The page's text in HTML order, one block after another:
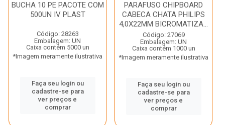
BUCHA 10 PE PACOTE COM
500UN IV PLAST
Código: 28263
Embalagem: UN
Caixa contém 5000 un
*Imagem meramente ilustrativa
Faça seu login ou
cadastre-se para
ver preços e
comprar
PARAFUSO CHIPBOARD
CABECA CHATA PHILIPS
4,0X22MM BICROMATIZA...
Código: 27069
Embalagem: UN
Caixa contém 1000 un
*Imagem meramente ilustrativa
Faça seu login ou
cadastre-se para
ver preços e
comprar